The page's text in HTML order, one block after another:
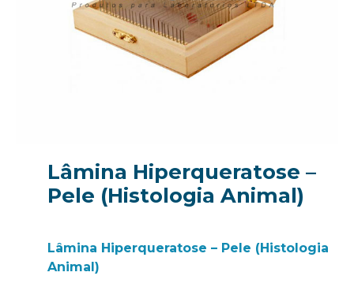
Lâmina Hiperqueratose –
Pele (Histologia Animal)
Lâmina Hiperqueratose – Pele (Histologia
Animal)